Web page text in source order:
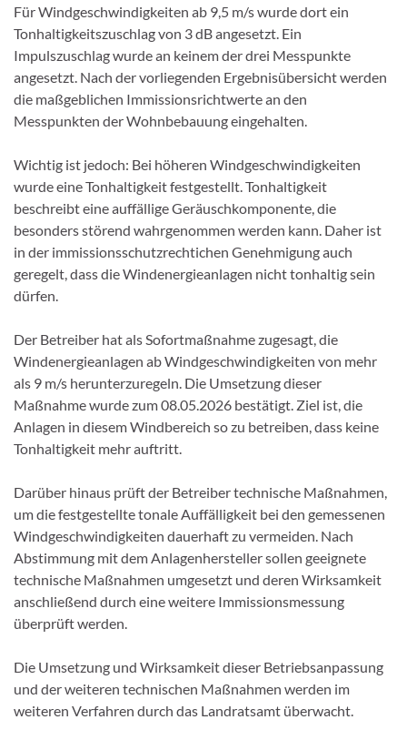
Für Windgeschwindigkeiten ab 9,5 m/s wurde dort ein
Tonhaltigkeitszuschlag von 3 dB angesetzt. Ein
Impulszuschlag wurde an keinem der drei Messpunkte
angesetzt. Nach der vorliegenden Ergebnisübersicht werden
die maßgeblichen Immissionsrichtwerte an den
Messpunkten der Wohnbebauung eingehalten.
Wichtig ist jedoch: Bei höheren Windgeschwindigkeiten
wurde eine Tonhaltigkeit festgestellt. Tonhaltigkeit
beschreibt eine auffällige Geräuschkomponente, die
besonders störend wahrgenommen werden kann. Daher ist
in der immissionsschutzrechtichen Genehmigung auch
geregelt, dass die Windenergieanlagen nicht tonhaltig sein
dürfen.
Der Betreiber hat als Sofortmaßnahme zugesagt, die
Windenergieanlagen ab Windgeschwindigkeiten von mehr
als 9 m/s herunterzuregeln. Die Umsetzung dieser
Maßnahme wurde zum 08.05.2026 bestätigt. Ziel ist, die
Anlagen in diesem Windbereich so zu betreiben, dass keine
Tonhaltigkeit mehr auftritt.
Darüber hinaus prüft der Betreiber technische Maßnahmen,
um die festgestellte tonale Auffälligkeit bei den gemessenen
Windgeschwindigkeiten dauerhaft zu vermeiden. Nach
Abstimmung mit dem Anlagenhersteller sollen geeignete
technische Maßnahmen umgesetzt und deren Wirksamkeit
anschließend durch eine weitere Immissionsmessung
überprüft werden.
Die Umsetzung und Wirksamkeit dieser Betriebsanpassung
und der weiteren technischen Maßnahmen werden im
weiteren Verfahren durch das Landratsamt überwacht.